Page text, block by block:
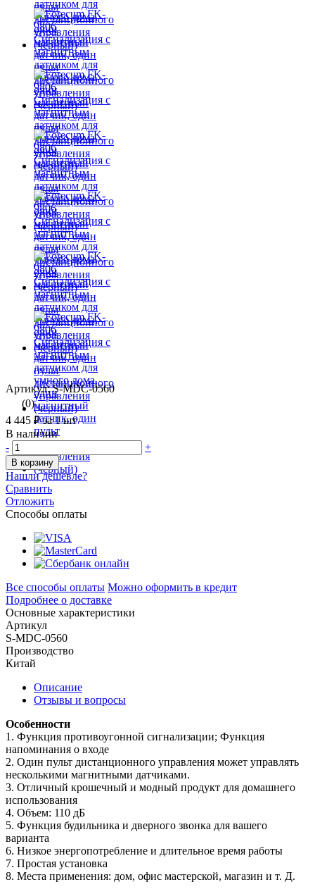
Артикул: S-MDC-0560
(0)
4 445 ₽за 1 шт
В наличии
-
+
В корзину
Нашли дешевле?
Сравнить
Отложить
Способы оплаты
Все способы оплаты Можно оформить в кредит
Подробнее о доставке
Основные характеристики
Артикул
S-MDC-0560
Производство
Китай
Описание
Отзывы и вопросы
Особенности
1. Функция противоугонной сигнализации; Функция
напоминания о входе
2. Один пульт дистанционного управления может управлять
несколькими магнитными датчиками.
3. Отличный крошечный и модный продукт для домашнего
использования
4. Объем: 110 дБ
5. Функция будильника и дверного звонка для вашего
варианта
6. Низкое энергопотребление и длительное время работы
7. Простая установка
8. Места применения: дом, офис мастерской, магазин и т. Д.